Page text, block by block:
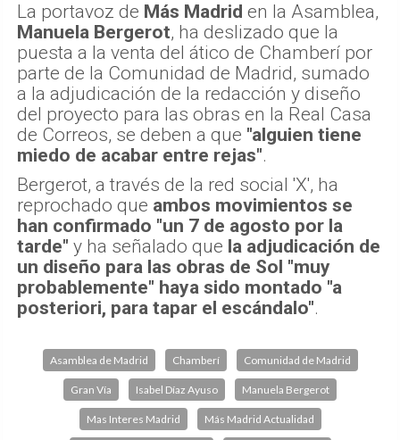
La portavoz de Más Madrid en la Asamblea,
Manuela Bergerot, ha deslizado que la
puesta a la venta del ático de Chamberí por
parte de la Comunidad de Madrid, sumado
a la adjudicación de la redacción y diseño
del proyecto para las obras en la Real Casa
de Correos, se deben a que "alguien tiene
miedo de acabar entre rejas".
Bergerot, a través de la red social 'X', ha
reprochado que ambos movimientos se
han confirmado "un 7 de agosto por la
tarde" y ha señalado que la adjudicación de
un diseño para las obras de Sol "muy
probablemente" haya sido montado "a
posteriori, para tapar el escándalo".
Asamblea de Madrid Chamberí Comunidad de Madrid
Gran Vía Isabel Díaz Ayuso Manuela Bergerot
Mas Interes Madrid Más Madrid Actualidad